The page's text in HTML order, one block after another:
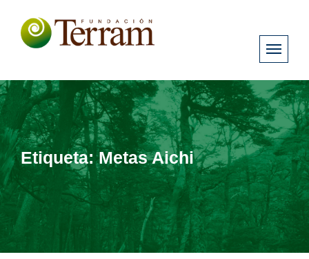
Etiqueta:Metas Aichi